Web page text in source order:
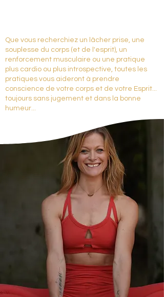
Que vous recherchiez un lâcher prise, une
souplesse du corps (et de l'esprit), un
renforcement musculaire ou une pratique
plus cardio ou plus introspective, toutes les
pratiques vous aideront à prendre
conscience de votre corps et de votre Esprit...
toujours sans jugement et dans la bonne
humeur...